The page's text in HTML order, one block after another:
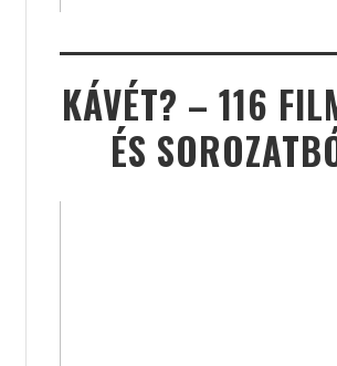
KÁVÉT? – 116
ÉS